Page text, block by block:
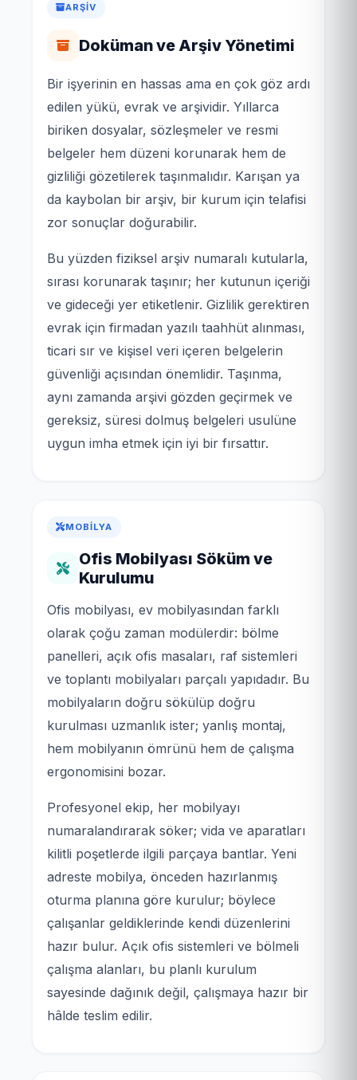
ARŞIV
Doküman ve Arşiv Yönetimi
Bir işyerinin en hassas ama en çok göz ardı
edilen yükü, evrak ve arşividir. Yıllarca
biriken dosyalar, sözleşmeler ve resmi
belgeler hem düzeni korunarak hem de
gizliliği gözetilerek taşınmalıdır. Karışan ya
da kaybolan bir arşiv, bir kurum için telafisi
zor sonuçlar doğurabilir.
Bu yüzden fiziksel arşiv numaralı kutularla,
sırası korunarak taşınır; her kutunun içeriği
ve gideceği yer etiketlenir. Gizlilik gerektiren
evrak için firmadan yazılı taahhüt alınması,
ticari sır ve kişisel veri içeren belgelerin
güvenliği açısından önemlidir. Taşınma,
aynı zamanda arşivi gözden geçirmek ve
gereksiz, süresi dolmuş belgeleri usulüne
uygun imha etmek için iyi bir fırsattır.
MOBILYA
Ofis Mobilyası Söküm ve
Kurulumu
Ofis mobilyası, ev mobilyasından farklı
olarak çoğu zaman modülerdir: bölme
panelleri, açık ofis masaları, raf sistemleri
ve toplantı mobilyaları parçalı yapıdadır. Bu
mobilyaların doğru sökülüp doğru
kurulması uzmanlık ister; yanlış montaj,
hem mobilyanın ömrünü hem de çalışma
ergonomisini bozar.
Profesyonel ekip, her mobilyayı
numaralandırarak söker; vida ve aparatları
kilitli poşetlerde ilgili parçaya bantlar. Yeni
adreste mobilya, önceden hazırlanmış
oturma planına göre kurulur; böylece
çalışanlar geldiklerinde kendi düzenlerini
hazır bulur. Açık ofis sistemleri ve bölmeli
çalışma alanları, bu planlı kurulum
sayesinde dağınık değil, çalışmaya hazır bir
hâlde teslim edilir.